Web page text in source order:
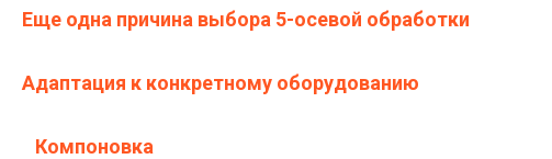
Еще одна причина выбора 5-осевой обработки
Адаптация к конкретному оборудованию
Компоновка